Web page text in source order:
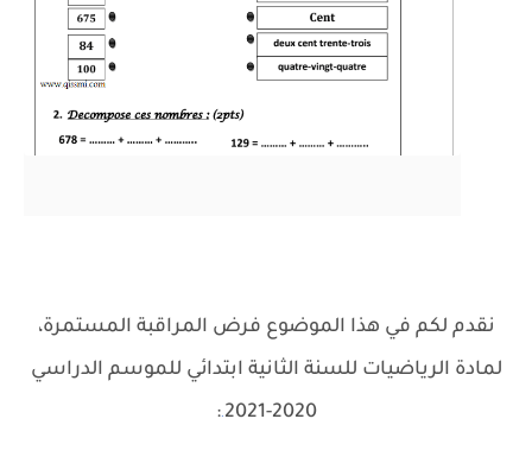
نقدم لكم في هذا الموضوع فرض المراقبة المستمرة،
لمادة الرياضيات للسنة الثانية ابتدائي للموسم الدراسي
2020-2021
.
: